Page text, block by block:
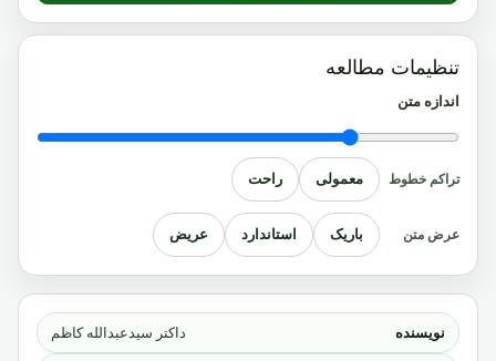
نویسنده داکتر سیدعبدالله کاظم
تنظیمات مطالعه
اندازه متن
تراکم خطوط معمولی راحت
عرض متن باریک استاندارد عریض